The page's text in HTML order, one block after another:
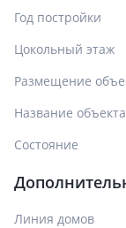
Год постройки
Цокольный этаж
Размещение
Название объекта
Состояние
Линия домов